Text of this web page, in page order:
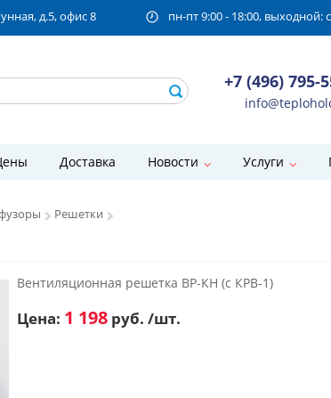
д.5, офис 8 пн-пт 9:00 - 18:00, выходной:
+7 (496) 795-
Доставка Новости Услуги
Решетки
Вентиляционная решетка ВР-КН (с КРВ-1)
Цена: 1 198 руб. /шт.